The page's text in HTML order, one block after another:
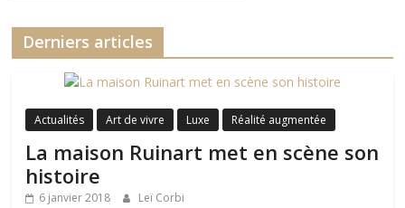
Derniers articles
Actualités Art de vivre Luxe Réalité augmentée
La maison Ruinart met en scène son
histoire
6 janvier 2018 Leï Corbi